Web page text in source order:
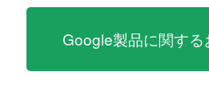
Google製品に関す